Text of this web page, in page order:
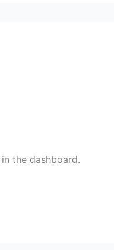
the dashboard.